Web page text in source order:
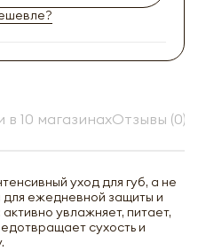
в 10 магазинахОтзывы (0)
уход для губ, а не
ежедневной защиты и
увлажняет, питает,
сухость и